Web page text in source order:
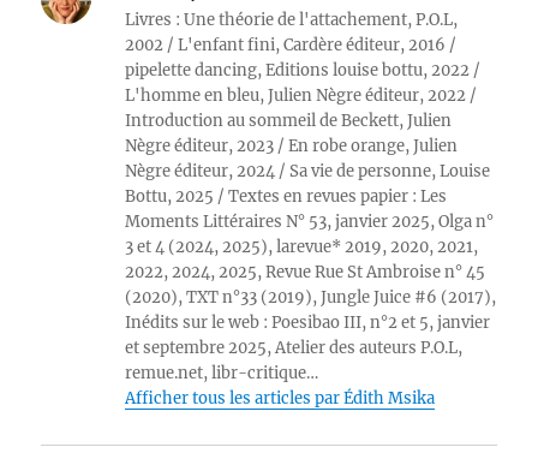
Livres : Une théorie de l'attachement, P.O.L,
2002 / L'enfant fini, Cardère éditeur, 2016 /
pipelette dancing, Editions louise bottu, 2022 /
L'homme en bleu, Julien Nègre éditeur, 2022 /
Introduction au sommeil de Beckett, Julien
Nègre éditeur, 2023 / En robe orange, Julien
Nègre éditeur, 2024 / Sa vie de personne, Louise
Bottu, 2025 / Textes en revues papier : Les
Moments Littéraires N° 53, janvier 2025, Olga n°
3 et 4 (2024, 2025), larevue* 2019, 2020, 2021,
2022, 2024, 2025, Revue Rue St Ambroise n° 45
(2020), TXT n°33 (2019), Jungle Juice #6 (2017),
Inédits sur le web : Poesibao III, n°2 et 5, janvier
et septembre 2025, Atelier des auteurs P.O.L,
remue.net, libr-critique…
Afficher tous les articles par Édith Msika